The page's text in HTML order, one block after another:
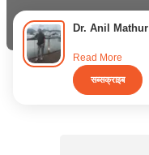
Dr. Anil Mathur
Read More
सब्सक्राइब